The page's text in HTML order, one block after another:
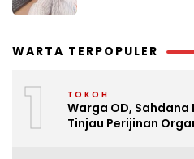
WARTA TERPOPULER
1 TOKOH
Warga OD,
Tinjau Perijinan